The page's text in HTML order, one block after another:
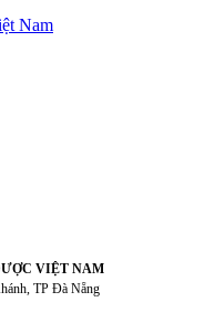
VIỆT NAM
TP Đà Nẵng